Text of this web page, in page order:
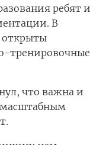
ребят и
В
открыты
тренировочные
что важна и
масштабным